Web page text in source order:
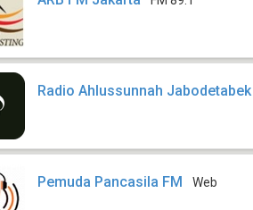
Radio Ahlussunnah Jabodetabek
Pemuda Pancasila FM Web